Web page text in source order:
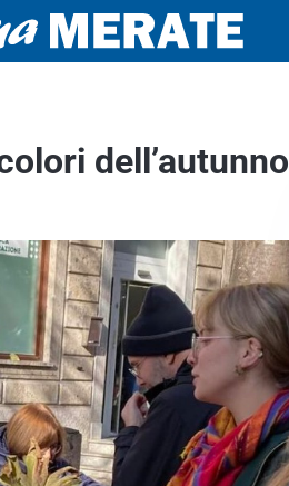
dell’autunno